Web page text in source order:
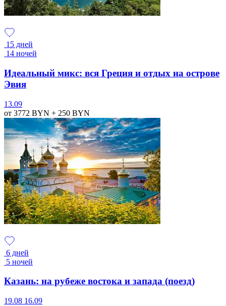
15 дней
14 ночей
Идеальный микс: вся Греция и отдых на острове
Эвия
13.09
от 3772 BYN + 250 BYN
6 дней
5 ночей
Казань: на рубеже востока и запада (поезд)
19.08 16.09